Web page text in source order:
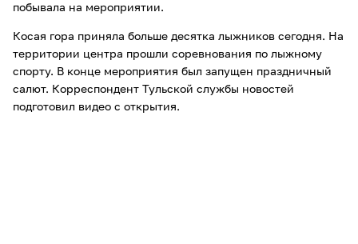
побывала на мероприятии.
Косая гора приняла больше десятка лыжников сегодня. На
территории центра прошли соревнования по лыжному
спорту. В конце мероприятия был запущен праздничный
салют. Корреспондент Тульской службы новостей
подготовил видео с открытия.